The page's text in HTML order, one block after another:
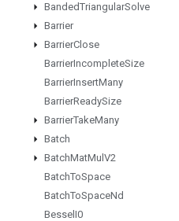
BandedTriangularSolve
Barrier
BarrierClose
BarrierIncompleteSize
BarrierInsertMany
BarrierReadySize
BarrierTakeMany
Batch
BatchMatMul V2
BatchToSpace
BatchToSpaceNd
Bessel I0